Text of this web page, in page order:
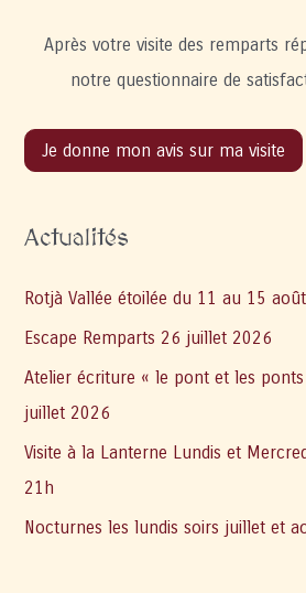
Après votre visite des remparts
notre questionnaire de
Je donne mon avis sur ma visite
Actualités
Rotjà Vallée étoilée du 11 au 15
Escape Remparts 26 juillet 2026
Atelier écriture « le pont et les
juillet 2026
Visite à la Lanterne Lundis et
21h
Nocturnes les lundis soirs juillet et